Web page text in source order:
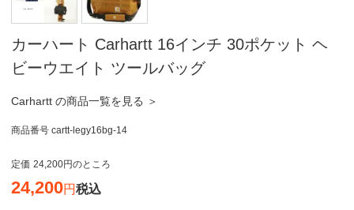
カーハート Carhartt 16インチ 30ポケット ヘ
ビーウエイト ツールバッグ
Carhartt の商品一覧を見る ＞
商品番号 cartt-legy16bg-14
定価 24,200 のところ
24,200 税込